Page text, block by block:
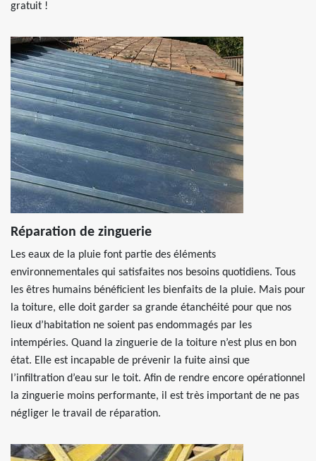
gratuit !
Réparation de zinguerie
Les eaux de la pluie font partie des éléments
environnementales qui satisfaites nos besoins quotidiens. Tous
les êtres humains bénéficient les bienfaits de la pluie. Mais pour
la toiture, elle doit garder sa grande étanchéité pour que nos
lieux d’habitation ne soient pas endommagés par les
intempéries. Quand la zinguerie de la toiture n’est plus en bon
état. Elle est incapable de prévenir la fuite ainsi que
l’infiltration d’eau sur le toit. Afin de rendre encore opérationnel
la zinguerie moins performante, il est très important de ne pas
négliger le travail de réparation.